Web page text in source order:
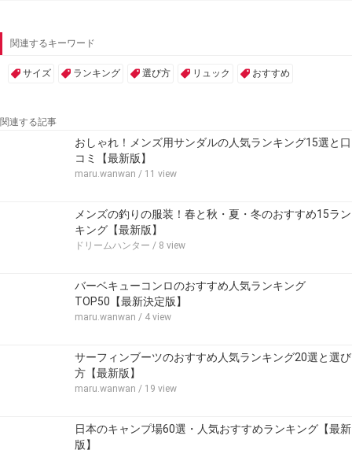
関連するキーワード
サイズ ランキング 選び方 リュック おすすめ
関連する記事
おしゃれ！メンズ用サンダルの人気ランキング15選と口
コミ【最新版】
maru.wanwan / 11 view
メンズの釣りの服装！春と秋・夏・冬のおすすめ15ラン
キング【最新版】
ドリームハンター / 8 view
バーベキューコンロのおすすめ人気ランキング
TOP50【最新決定版】
maru.wanwan / 4 view
サーフィンブーツのおすすめ人気ランキング20選と選び
方【最新版】
maru.wanwan / 19 view
日本のキャンプ場60選・人気おすすめランキング【最新
版】